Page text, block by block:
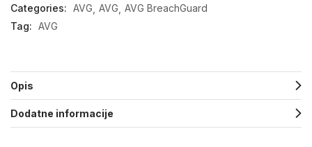
Categories: AVG AVG AVG BreachGuard
Tag: AVG
Opis
Dodatne informacije